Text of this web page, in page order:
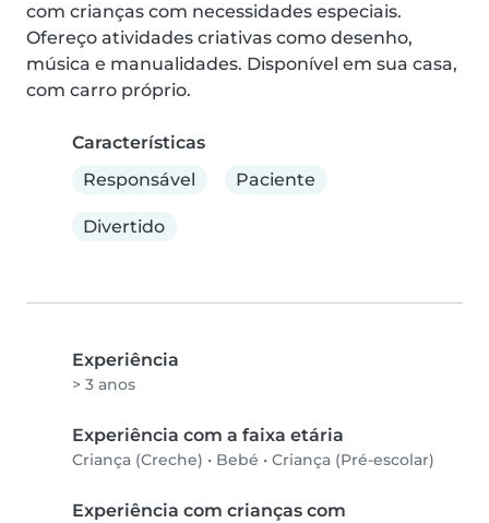
com crianças com necessidades especiais.
Ofereço atividades criativas como desenho,
música e manualidades. Disponível em sua casa,
com carro próprio.
Características
Responsável
Paciente
Divertido
Experiência
> 3 anos
Experiência com a faixa etária
Criança (Creche) • Bebé • Criança (Pré-escolar)
Experiência com crianças com